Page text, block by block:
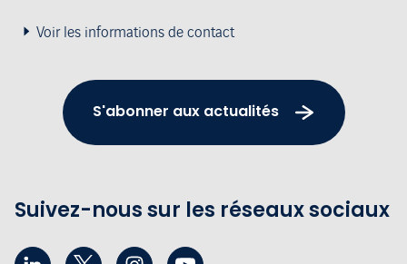
Voir les informations de contact
S'abonner aux actualités
Suivez-nous sur les réseaux sociaux